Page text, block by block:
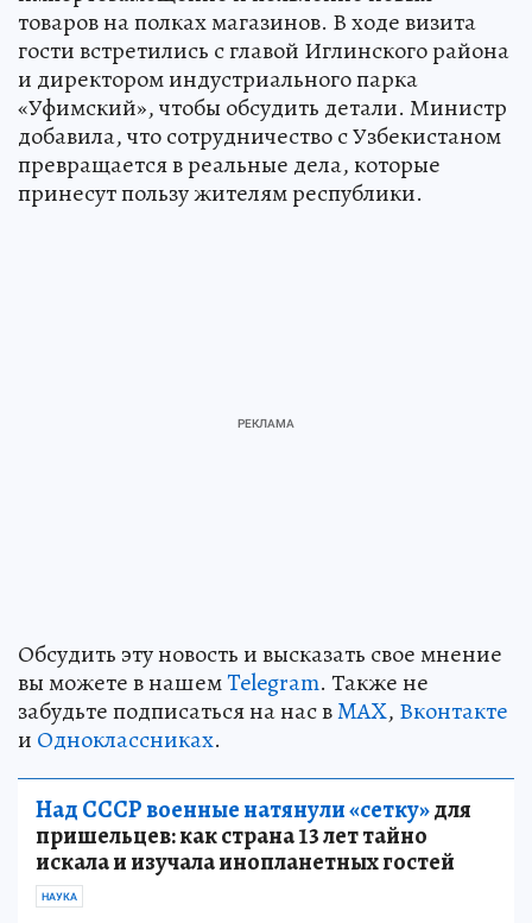
товаров на полках магазинов. В ходе визита
гости встретились с главой Иглинского района
и директором индустриального парка
«Уфимский», чтобы обсудить детали. Министр
добавила, что сотрудничество с Узбекистаном
превращается в реальные дела, которые
принесут пользу жителям республики.
Обсудить эту новость и высказать свое мнение
вы можете в нашемTelegram. Также не
забудьте подписаться на нас вMAX, Вконтакте
и Одноклассниках.
Над СССР военные натянули «сетку»для
пришельцев: как страна 13 лет тайно
искала и изучала инопланетных гостей
НАУКА